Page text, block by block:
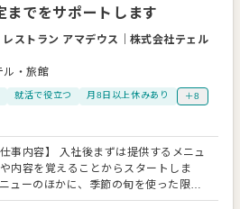
までをサポートします
レストラン アマデウス ｜株式会社テェル
ル・旅館
就活で役立つ 月8日以上休みあり
＋8
事内容】 入社後まずは提供するメニュ
内容を覚えることからスタートしま
ューのほかに、季節の旬を使った限定
こともありますので、これまでの調理